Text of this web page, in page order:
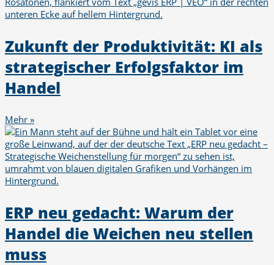
Zukunft der Produktivität: KI als
strategischer Erfolgsfaktor im
Handel
Mehr »
ERP neu gedacht: Warum der
Handel die Weichen neu stellen
muss